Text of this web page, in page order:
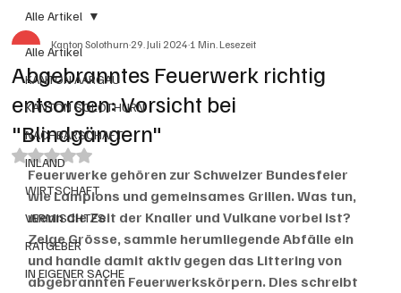
Alle Artikel
KANTON AARGAU
KANTON SOLOTHURN
NACHBARSCHAFT
INLAND
WIRTSCHAFT
VERMISCHTES
RATGEBER
IN EIGENER SACHE
Alle Artikel
Abgebranntes Feuerwerk richtig
entsorgen: Vorsicht bei
"Blindgängern"
Kanton Solothurn29. Juli 20241 Min. Lesezeit
Mit NaN von 5 Sternen bewertet.
Feuerwerke gehören zur Schweizer Bundesfeier
wie Lampions und gemeinsames Grillen. Was tun,
wenn die Zeit der Knaller und Vulkane vorbei ist?
Zeige Grösse, sammle herumliegende Abfälle ein
und handle damit aktiv gegen das Littering von
abgebrannten Feuerwerkskörpern. Dies schreibt